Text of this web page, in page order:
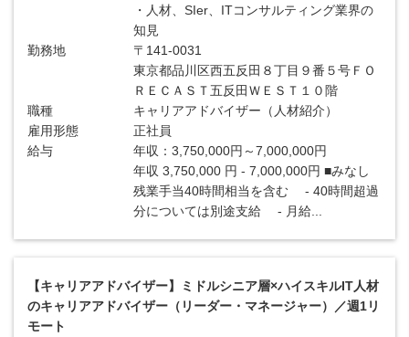
・人材、SIer、ITコンサルティング業界の
知見
勤務地
〒141-0031
東京都品川区西五反田８丁目９番５号ＦＯ
ＲＥＣＡＳＴ五反田ＷＥＳＴ１０階
職種
キャリアアドバイザー（人材紹介）
雇用形態
正社員
給与
年収：3,750,000円～7,000,000円
年収 3,750,000 円 - 7,000,000円 ■みなし
残業手当40時間相当を含む - 40時間超過
分については別途支給 - 月給...
【キャリアアドバイザー】ミドルシニア層×ハイスキルIT人材
のキャリアアドバイザー（リーダー・マネージャー）／週1リ
モート